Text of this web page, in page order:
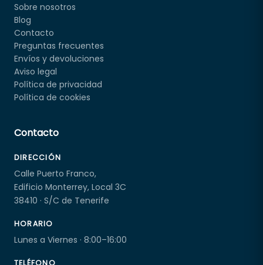
Sobre nosotros
Blog
Contacto
Preguntas frecuentes
Envíos y devoluciones
Aviso legal
Política de privacidad
Política de cookies
Contacto
DIRECCIÓN
Calle Puerto Franco,
Edificio Monterrey, Local 3C
38410 · S/C de Tenerife
HORARIO
Lunes a Viernes · 8:00–16:00
TELÉFONO